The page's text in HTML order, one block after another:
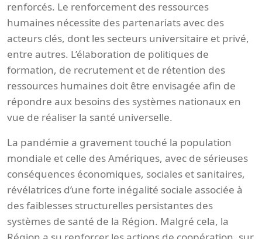
renforcés. Le renforcement des ressources
humaines nécessite des partenariats avec des
acteurs clés, dont les secteurs universitaire et privé,
entre autres. L’élaboration de politiques de
formation, de recrutement et de rétention des
ressources humaines doit être envisagée afin de
répondre aux besoins des systèmes nationaux en
vue de réaliser la santé universelle.
La pandémie a gravement touché la population
mondiale et celle des Amériques, avec de sérieuses
conséquences économiques, sociales et sanitaires,
révélatrices d’une forte inégalité sociale associée à
des faiblesses structurelles persistantes des
systèmes de santé de la Région. Malgré cela, la